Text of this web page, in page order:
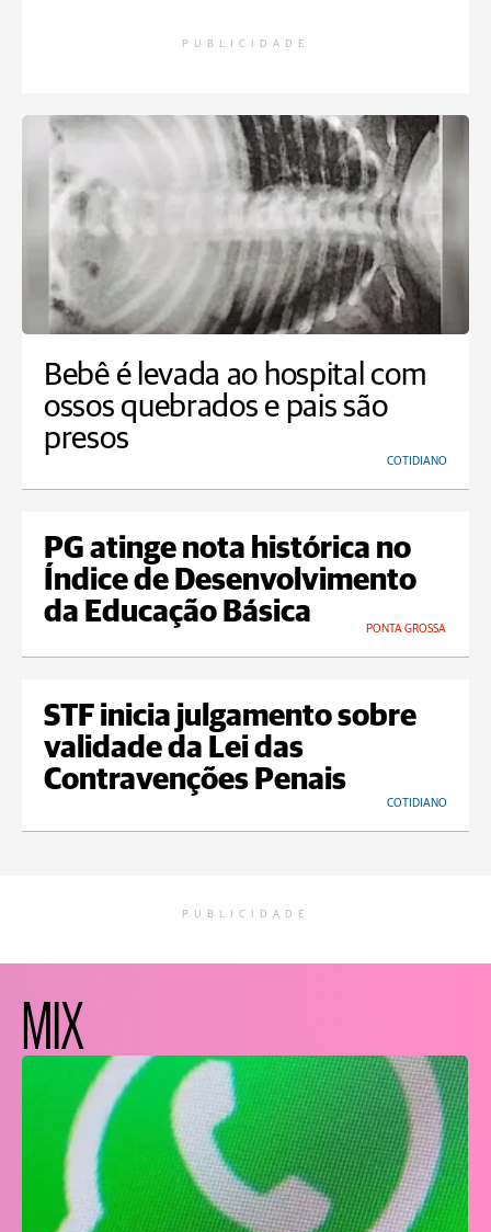
PUBLICIDADE
Bebê é levada ao hospital com
ossos quebrados e pais são
presos
COTIDIANO
PG atinge nota histórica no
Índice de Desenvolvimento
da Educação Básica
PONTA GROSSA
STF inicia julgamento sobre
validade da Lei das
Contravenções Penais
COTIDIANO
PUBLICIDADE
MIX